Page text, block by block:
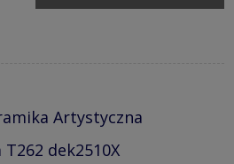
Artystyczna
dek2510X